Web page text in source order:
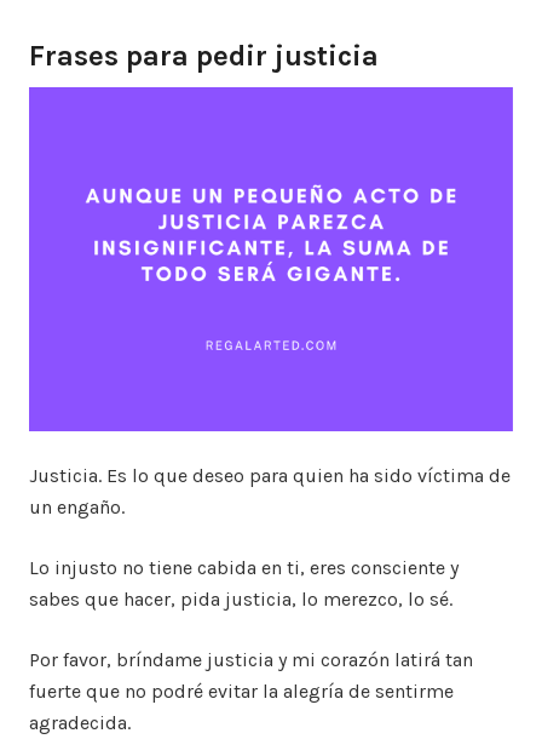
Frases para pedir justicia
Justicia. Es lo que deseo para quien ha sido víctima de
un engaño.
Lo injusto no tiene cabida en ti, eres consciente y
sabes que hacer, pida justicia, lo merezco, lo sé.
Por favor, bríndame justicia y mi corazón latirá tan
fuerte que no podré evitar la alegría de sentirme
agradecida.